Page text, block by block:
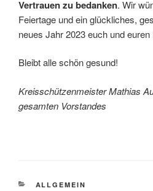
Vertrauen zu bedanken. Wir
Feiertage und ein glückliches,
neues Jahr 2023 euch und euren
Bleibt alle schön gesund!
Kreisschützenmeister Mathias
gesamten Vorstandes
KATEGORIEN
ALLGEMEIN